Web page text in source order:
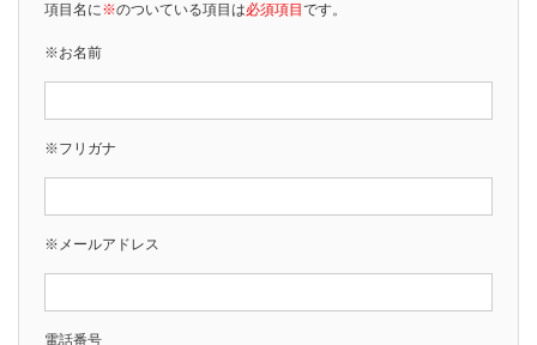
項目名に※のついている項目は必須項目 です。
※お名前
※フリガナ
※メールアドレス
電話番号